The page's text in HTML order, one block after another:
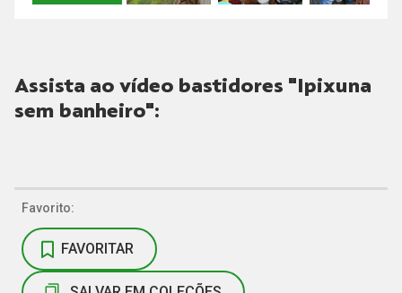
Assista ao vídeo bastidores "Ipixuna
sem banheiro":
Favorito:
FAVORITAR